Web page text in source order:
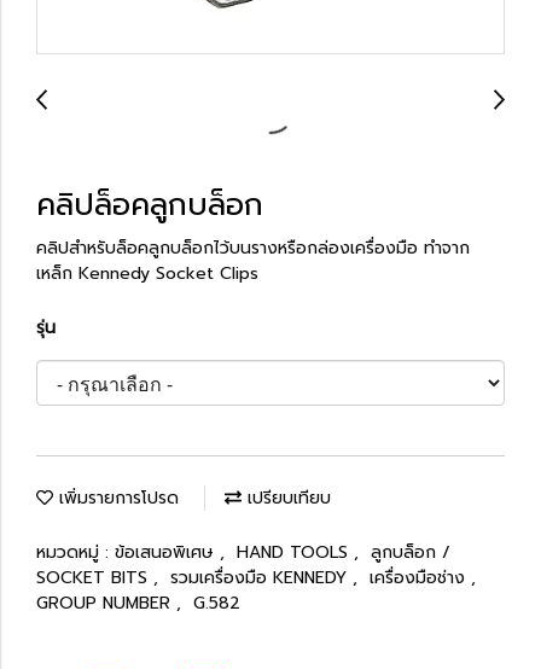
คลิปล็อคลูกบล็อก
คลิปสำหรับล็อคลูกบล็อกไว้บนรางหรือกล่องเครื่องมือ ทำจาก
เหล็ก Kennedy Socket Clips
รุ่น
เพิ่มรายการโปรด เปรียบเทียบ
หมวดหมู่ : ข้อเสนอพิเศษ , HAND TOOLS , ลูกบล็อก /
SOCKET BITS , รวมเครื่องมือ KENNEDY , เครื่องมือช่าง ,
GROUP NUMBER , G.582